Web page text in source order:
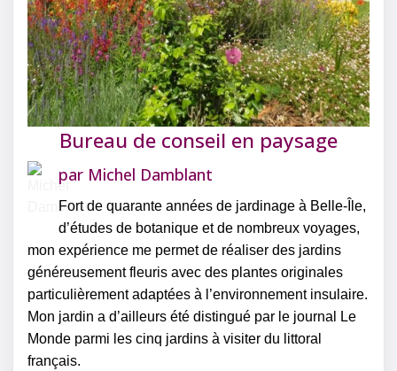
Bureau de conseil en paysage
par Michel Damblant
Fort de quarante années de jardinage à Belle-Île,
d’études de botanique et de nombreux voyages,
mon expérience me permet de réaliser des jardins
généreusement fleuris avec des plantes originales
particulièrement adaptées à l’environnement insulaire.
Mon jardin a d’ailleurs été distingué par le journal Le
Monde parmi les cinq jardins à visiter du littoral
français.